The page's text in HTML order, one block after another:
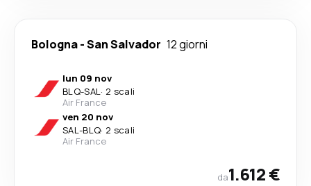
Bologna-San Salvador 12 giorni
lun 09 nov
BLQ-SAL· 2 scali
Air France
ven 20 nov
SAL-BLQ· 2 scali
Air France
da1.612 €